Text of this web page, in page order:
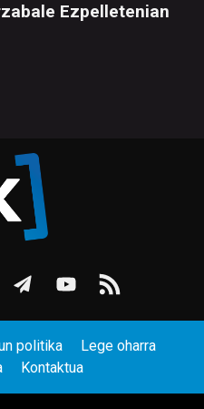
Ezpelletenian
politika
Lege oharra
Kontaktua